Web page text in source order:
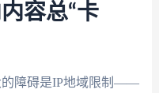
容总“卡
的障碍是IP地域限制——